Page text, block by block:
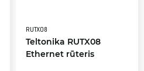
RUTX08
Teltonika RUTX08
Ethernet rūteris